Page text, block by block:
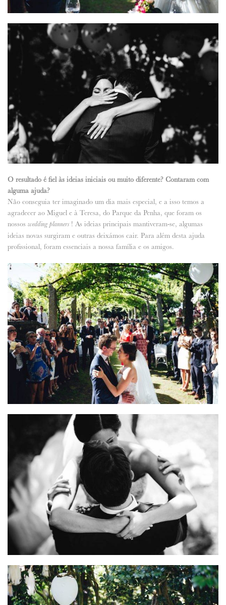
O resultado é fiel às ideias iniciais ou muito diferente? Contaram com
alguma ajuda?
Não conseguia ter imaginado um dia mais especial, e a isso temos a
agradecer ao Miguel e à Teresa, do Parque da Penha, que foram os
nossos wedding planners! As ideias principais mantiveram-se, algumas
ideias novas surgiram e outras deixámos cair. Para além desta ajuda
profissional, foram essenciais a nossa família e os amigos.